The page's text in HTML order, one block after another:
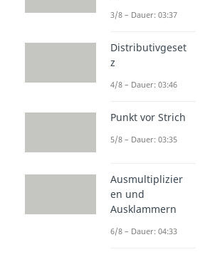
3/8 – Dauer: 03:37
Distributivgeset
z
4/8 – Dauer: 03:46
Punkt vor Strich
5/8 – Dauer: 03:35
Ausmultiplizier
en und
Ausklammern
6/8 – Dauer: 04:33